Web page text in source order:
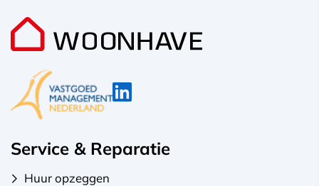
Service & Reparatie
Huur opzeggen